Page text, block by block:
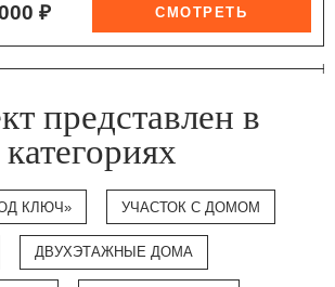
₽
представлен в
категориях
КЛЮЧ» УЧАСТОК С ДОМОМ
ДВУХЭТАЖНЫЕ ДОМА